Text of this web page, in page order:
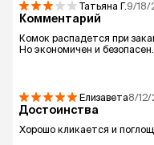
Татьяна Г.9/18/
Комментарий
Комок распадется при
Но экономичен и безопасен.
Елизавета8/
Достоинства
Хорошо кликается и